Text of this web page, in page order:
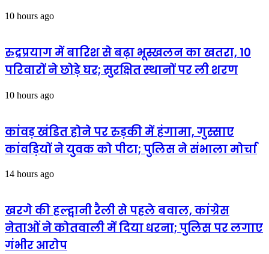
10 hours ago
रुद्रप्रयाग में बारिश से बढ़ा भूस्खलन का खतरा, 10
परिवारों ने छोड़े घर; सुरक्षित स्थानों पर ली शरण
10 hours ago
कांवड़ खंडित होने पर रुड़की में हंगामा, गुस्साए
कांवड़ियों ने युवक को पीटा; पुलिस ने संभाला मोर्चा
14 hours ago
खरगे की हल्द्वानी रैली से पहले बवाल, कांग्रेस
नेताओं ने कोतवाली में दिया धरना; पुलिस पर लगाए
गंभीर आरोप